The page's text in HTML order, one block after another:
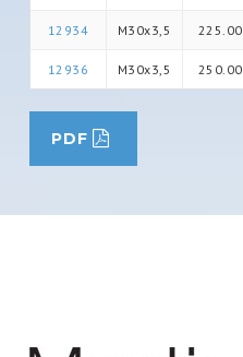
12934 M30x3,5 225.00
12936 M30x3,5 250.00
PDF